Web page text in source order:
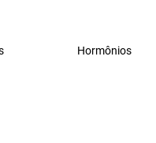
Hormônios